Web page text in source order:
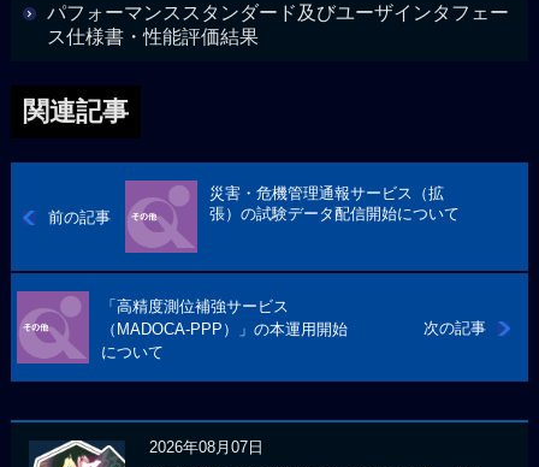
パフォーマンススタンダード及びユーザインタフェー
ス仕様書・性能評価結果
関連記事
前の記事
災害・危機管理通報サービス（拡
張）の試験データ配信開始について
次の記事
「高精度測位補強サービス
（MADOCA-PPP）」の本運用開始
について
2026年08月07日